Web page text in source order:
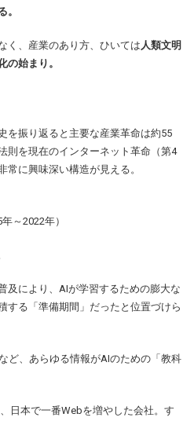
。
く、産業のあり方、ひいては 人類文明
の始まり。
を振り返ると主要な産業革命は約55
則を現在のインターネット革命（第4
常に興味深い構造が見える。
～2022年）
及により、AIが学習するための膨大な
する「準備期間」だったと位置づけら
ど、あらゆる情報がAIのための「教科
日本で一番Webを増やした会社。す